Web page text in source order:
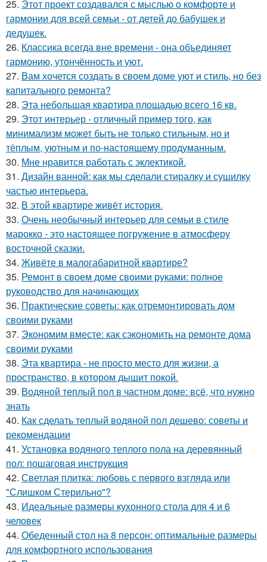
25. Этот проект создавался с мыслью о комфорте и
гармонии для всей семьи - от детей до бабушек и
дедушек.
26. Классика всегда вне времени - она объединяет
гармонию, утончённость и уют.
27. Вам хочется создать в своем доме уют и стиль, но без
капитального ремонта?
28. Эта небольшая квартира площадью всего 16 кв.
29. Этот интерьер - отличный пример того, как
минимализм может быть не только стильным, но и
тёплым, уютным и по-настоящему продуманным.
30. Мне нравится работать с эклектикой.
31. Дизайн ванной: как мы сделали стиралку и сушилку
частью интерьера.
32. В этой квартире живёт история.
33. Очень необычный интерьер для семьи в стиле
марокко - это настоящее погружение в атмосферу
восточной сказки.
34. Живёте в малогабаритной квартире?
35. Ремонт в своем доме своими руками: полное
руководство для начинающих
36. Практические советы: как отремонтировать дом
своими руками
37. Экономим вместе: как сэкономить на ремонте дома
своими руками
38. Эта квартира - не просто место для жизни, а
пространство, в котором дышит покой.
39. Водяной теплый пол в частном доме: всё, что нужно
знать
40. Как сделать теплый водяной пол дешево: советы и
рекомендации
41. Установка водяного теплого пола на деревянный
пол: пошаговая инструкция
42. Светлая плитка: любовь с первого взгляда или
"Слишком Стерильно"?
43. Идеальные размеры кухонного стола для 4 и 6
человек
44. Обеденный стол на 8 персон: оптимальные размеры
для комфортного использования